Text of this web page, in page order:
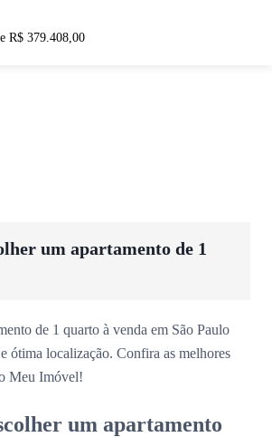
R$ 379.408,00
um apartamento de 1
de 1 quarto à venda em São Paulo
ótima localização. Confira as melhores
Meu Imóvel!
um apartamento